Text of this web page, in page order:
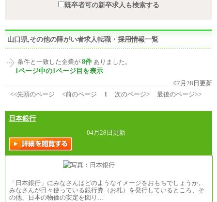
既卒者可の新卒求人も検索する
山口県,その他の障がい者求人転職・採用情報一覧
条件と一致した企業が 8件 ありました。
1ページ中の1ページ目を表示
07月28日更新
<<先頭のページ
<前のページ 1 次のページ> 最後のページ>>
日本銀行
04月28日更新
「日本銀行」にみなさんはどのようなイメージをおもちでしょうか。
みなさんが日々使っている銀行券（お札）を発行しているところ、そ
の他、日本の物価の安定を図り…